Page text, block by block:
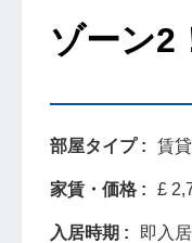
ゾーン2
部屋タイプ 賃
家賃・価格 £
入居時期 即入